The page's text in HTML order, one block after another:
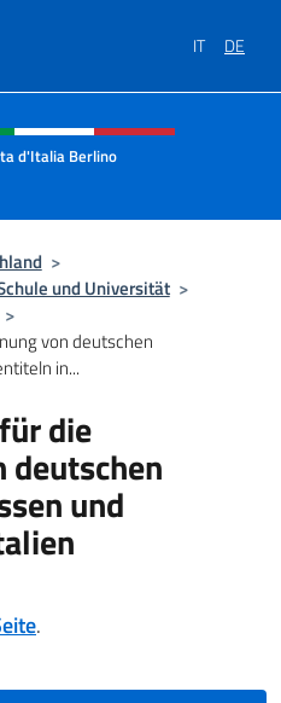
IT DE
und Menü
d'Italia Berlino
>
und Universität >
>
von deutschen
in...
die
deutschen
und
.